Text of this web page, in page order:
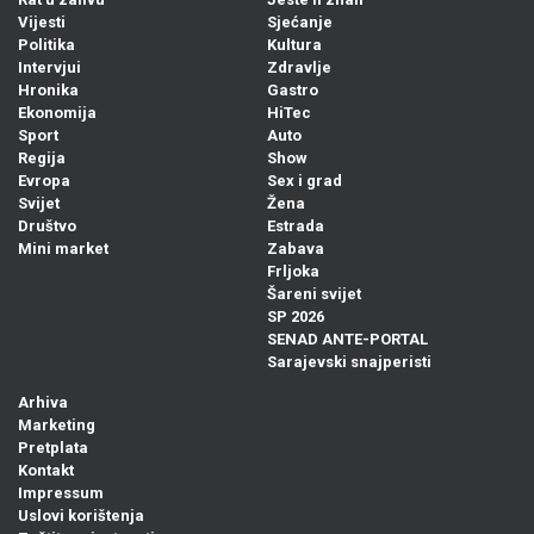
Vijesti
Politika
Intervjui
Hronika
Ekonomija
Sport
Regija
Evropa
Svijet
Društvo
Mini market
Sjećanje
Kultura
Zdravlje
Gastro
HiTec
Auto
Show
Sex i grad
Žena
Estrada
Zabava
Frljoka
Šareni svijet
SP 2026
SENAD ANTE-PORTAL
Sarajevski snajperisti
Arhiva
Marketing
Pretplata
Kontakt
Impressum
Uslovi korištenja